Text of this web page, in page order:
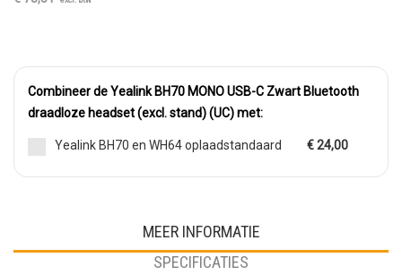
Combineer de Yealink BH70 MONO USB-C Zwart Bluetooth
draadloze headset (excl. stand) (UC) met:
Yealink BH70 en WH64 oplaadstandaard € 24,00
MEER INFORMATIE
SPECIFICATIES